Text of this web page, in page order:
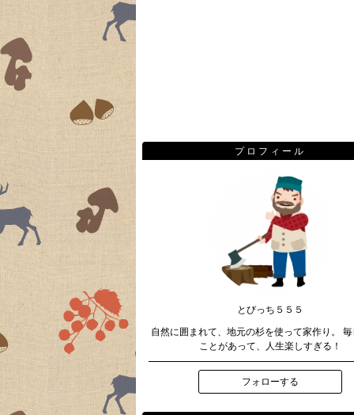
プロフィール
とびっち５５５
自然に囲まれて、地元の杉を使って家作り。
ことがあって、人生楽しすぎる！
フォローする